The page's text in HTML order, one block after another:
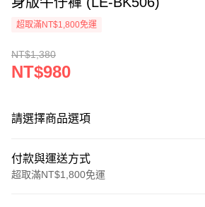
超取滿NT$1,800免運
NT$1,380
NT$980
請選擇商品選項
付款與運送方式
超取滿NT$1,800免運